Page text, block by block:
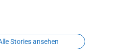
Stories ansehen